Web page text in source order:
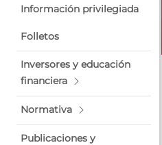
Información privilegiada
Folletos
Inversores y educación
financiera
Normativa
Publicaciones y